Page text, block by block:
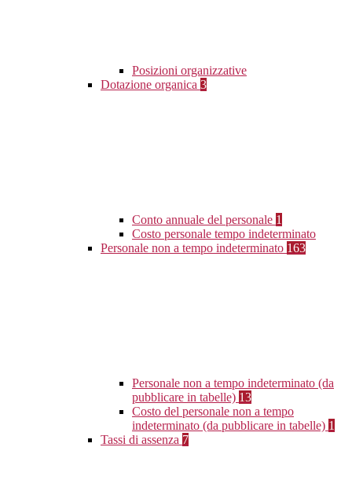
Posizioni organizzative
Dotazione organica 3
Conto annuale del personale 1
Costo personale tempo indeterminato
Personale non a tempo indeterminato 163
Personale non a tempo indeterminato (da
pubblicare in tabelle) 13
Costo del personale non a tempo
indeterminato (da pubblicare in tabelle) 1
Tassi di assenza 7